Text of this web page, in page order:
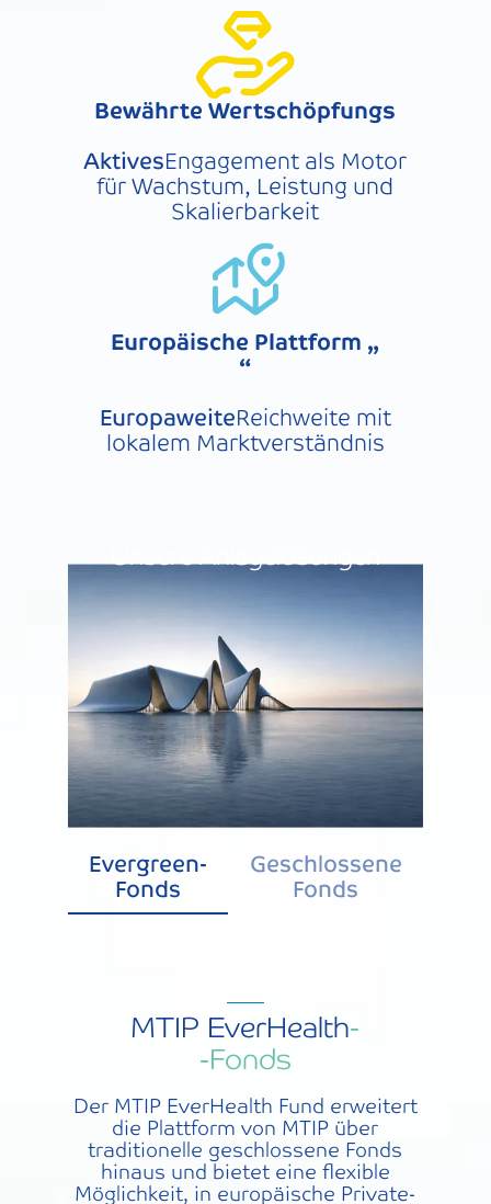
Bewährte Wertschöpfungs
‍AktivesEngagement als Motor
für Wachstum, Leistung und
Skalierbarkeit
Europäische Plattform „
“
‍EuropaweiteReichweite mit
lokalem Marktverständnis
Unsere Anlagelösungen
Evergreen-
Fonds
Geschlossene
Fonds
MTIP EverHealth-
-Fonds
Der MTIP EverHealth Fund erweitert
die Plattform von MTIP über
traditionelle geschlossene Fonds
hinaus und bietet eine flexible
Möglichkeit, in europäische Private-